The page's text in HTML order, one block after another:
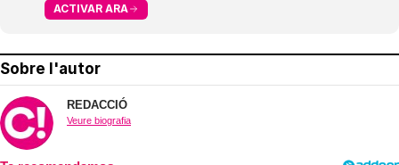
ACTIVAR ARA
Sobre l'autor
REDACCIÓ
Veure biografia